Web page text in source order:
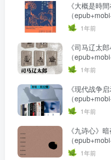
《大概是時
（
1年前
《司马辽太
（
1年前
《现代战争
（
1年前
《九诗心》
（
1年前